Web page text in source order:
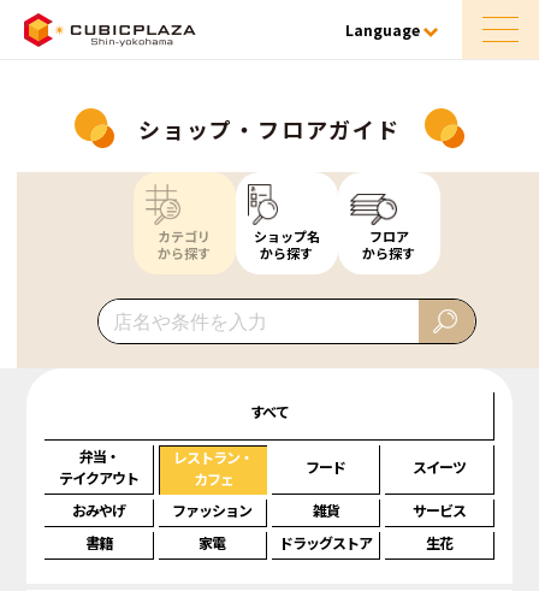
Language
ショップ・フロアガイド
カテゴリ
から探す
ショップ名
から探す
フロア
から探す
すべて
弁当・
テイクアウト
レストラン・
カフェ
フード スイーツ
おみやげ ファッション 雑貨
サービス
書籍
家電 ドラッグストア 生花